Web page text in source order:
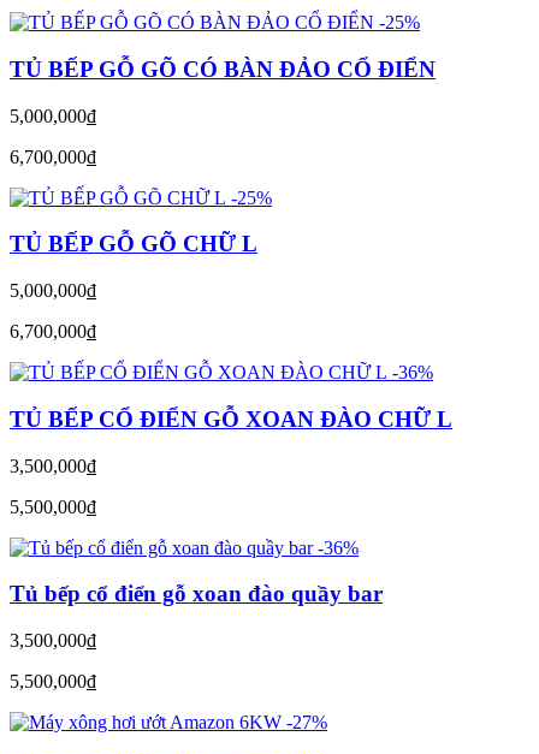
-25%
TỦ BẾP GỖ GÕ CÓ BÀN ĐẢO CỔ ĐIỂN
5,000,000đ
6,700,000đ
-25%
TỦ BẾP GỖ GÕ CHỮ L
5,000,000đ
6,700,000đ
-36%
TỦ BẾP CỔ ĐIỂN GỖ XOAN ĐÀO CHỮ L
3,500,000đ
5,500,000đ
-36%
Tủ bếp cổ điển gỗ xoan đào quầy bar
3,500,000đ
5,500,000đ
-27%